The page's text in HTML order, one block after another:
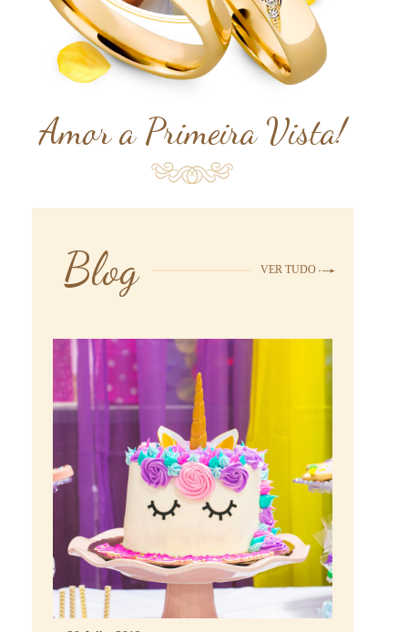
Amor a Primeira Vista!
Blog VER TUDO